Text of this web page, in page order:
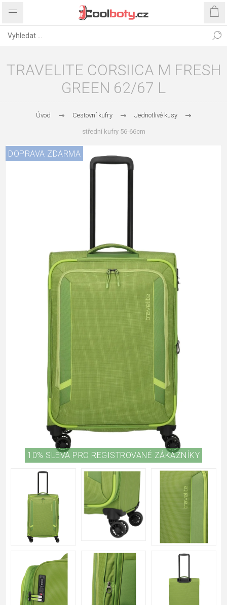
TRAVELITE CORSIICA M FRESH
GREEN 62/67 L
Úvod Cestovní kufry Jednotlivé kusy
střední kufry 56-66cm
DOPRAVA ZDARMA
10% SLEVA PRO REGISTROVANÉ ZÁKAZNÍKY